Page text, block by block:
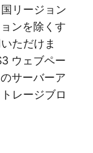
リージョン
ンを除くす
ただけま
ウェブペー
サーバーア
レージブロ